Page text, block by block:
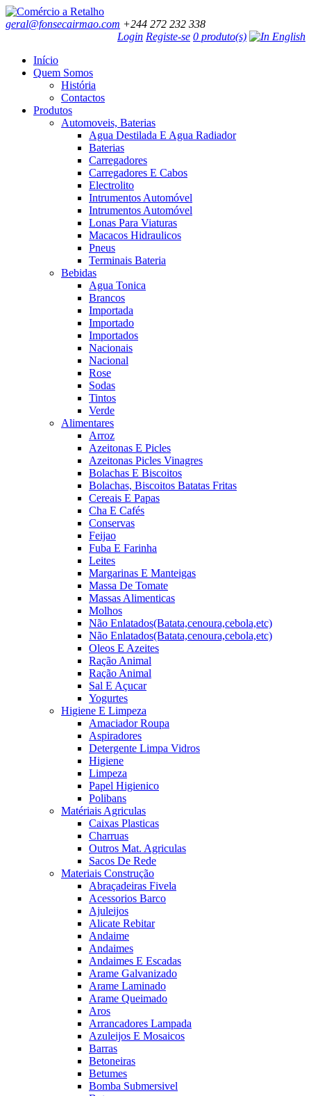
geral@fonsecairmao.com +244 272 232 338
Login Registe-se 0 produto(s)
Início
Quem Somos
História
Contactos
Produtos
Automoveis, Baterias
Agua Destilada E Agua Radiador
Baterias
Carregadores
Carregadores E Cabos
Electrolito
Intrumentos Automóvel
Intrumentos Automóvel
Lonas Para Viaturas
Macacos Hidraulicos
Pneus
Terminais Bateria
Bebidas
Agua Tonica
Brancos
Importada
Importado
Importados
Nacionais
Nacional
Rose
Sodas
Tintos
Verde
Alimentares
Arroz
Azeitonas E Picles
Azeitonas Picles Vinagres
Bolachas E Biscoitos
Bolachas, Biscoitos Batatas Fritas
Cereais E Papas
Cha E Cafés
Conservas
Feijao
Fuba E Farinha
Leites
Margarinas E Manteigas
Massa De Tomate
Massas Alimenticas
Molhos
Não Enlatados(Batata,cenoura,cebola,etc)
Não Enlatados(Batata,cenoura,cebola,etc)
Oleos E Azeites
Ração Animal
Ração Animal
Sal E Açucar
Yogurtes
Higiene E Limpeza
Amaciador Roupa
Aspiradores
Detergente Limpa Vidros
Higiene
Limpeza
Papel Higienico
Polibans
Matériais Agriculas
Caixas Plasticas
Charruas
Outros Mat. Agriculas
Sacos De Rede
Materiais Construção
Abraçadeiras Fivela
Acessorios Barco
Ajuleijos
Alicate Rebitar
Andaime
Andaimes
Andaimes E Escadas
Arame Galvanizado
Arame Laminado
Arame Queimado
Aros
Arrancadores Lampada
Azuleijos E Mosaicos
Barras
Betoneiras
Betumes
Bomba Submersivel